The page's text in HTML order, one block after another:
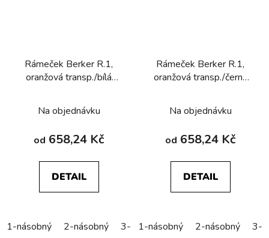
Rámeček Berker R.1,
oranžová transp./bílá
Na objednávku
od 658,24 Kč
DETAIL
1-násobný 2-násobný 3-násobný 4-násobný 5-
Rámeček Berker R.1,
oranžová transp./černá
Na objednávku
od 658,24 Kč
DETAIL
1-násobný 2-násobný 3-